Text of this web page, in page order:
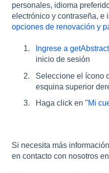
personales, idioma
electrónico y contraseña, e
opciones de renovación y
Ingrese a getAbstract
inicio de sesión
Seleccione el ícono
esquina superior
Haga click en "Mi
Si necesita más
en contacto con nosotros en